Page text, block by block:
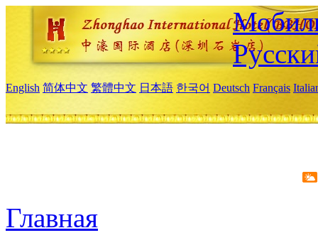
English 简体中文 繁體中文 日本語 한국어 Deutsch Français
Главная